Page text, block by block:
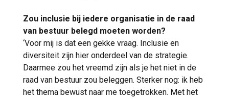
Zou inclusie bij iedere organisatie in de raad
van bestuur belegd moeten worden?
‘Voor mij is dat een gekke vraag. Inclusie en
diversiteit zijn hier onderdeel van de strategie.
Daarmee zou het vreemd zijn als je het niet in de
raad van bestuur zou beleggen. Sterker nog: ik heb
het thema bewust naar me toegetrokken. Met het